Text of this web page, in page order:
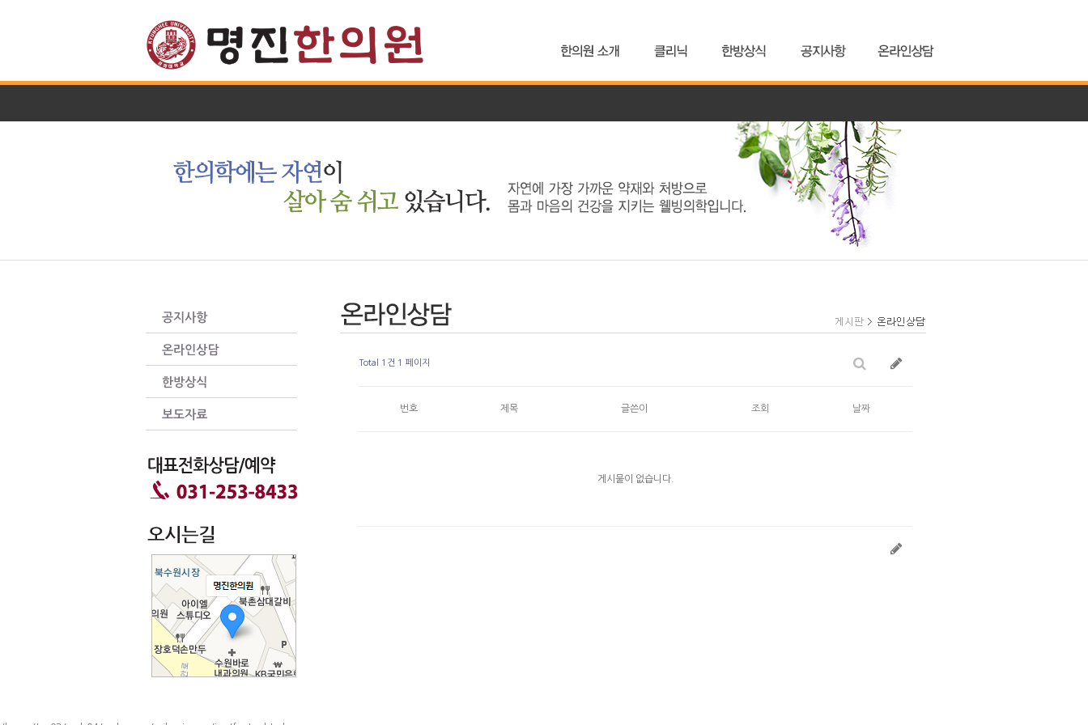
Total 1건 1 페이지
번호 제목 글쓴이 조회 날짜
게시물이 없습니다.